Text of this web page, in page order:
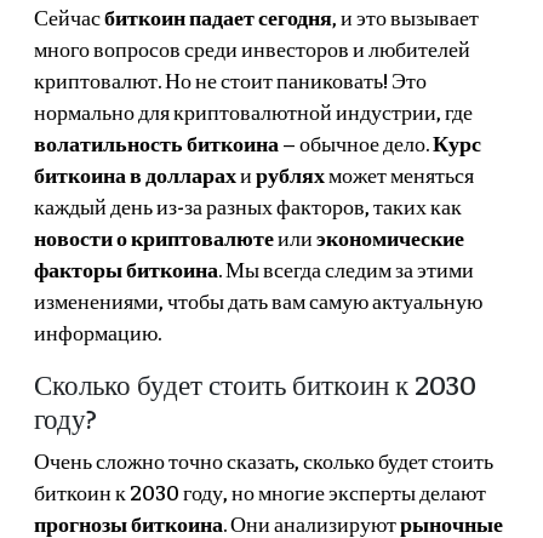
Сейчасбиткоин падает сегодня , и это вызывает
много вопросов среди инвесторов и любителей
криптовалют. Но не стоит паниковать! Это
нормально для криптовалютной индустрии, где
волатильность биткоина – обычное дело. Курс
биткоина в долларахирубляхможет меняться
каждый день из-за разных факторов, таких как
новости о криптовалютеилиэкономические
факторы биткоина . Мы всегда следим за этими
изменениями, чтобы дать вам самую актуальную
информацию.
Сколько будет стоить биткоин к 2030
году?
Очень сложно точно сказать, сколько будет стоить
биткоин к 2030 году, но многие эксперты делают
прогнозы биткоина . Они анализируютрыночные